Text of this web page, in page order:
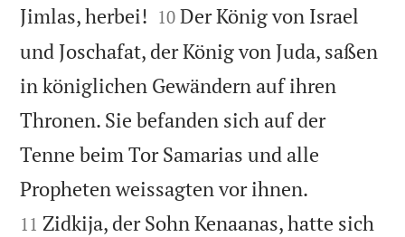
Jimlas, herbei! 

10 Der König von Israel
und Joschafat, der König von Juda, saßen
in königlichen Gewändern auf ihren
Thronen. Sie befanden sich auf der
Tenne beim Tor Samarias und alle
Propheten weissagten vor ihnen.
11 Zidkija, der Sohn Kenaanas, hatte sich